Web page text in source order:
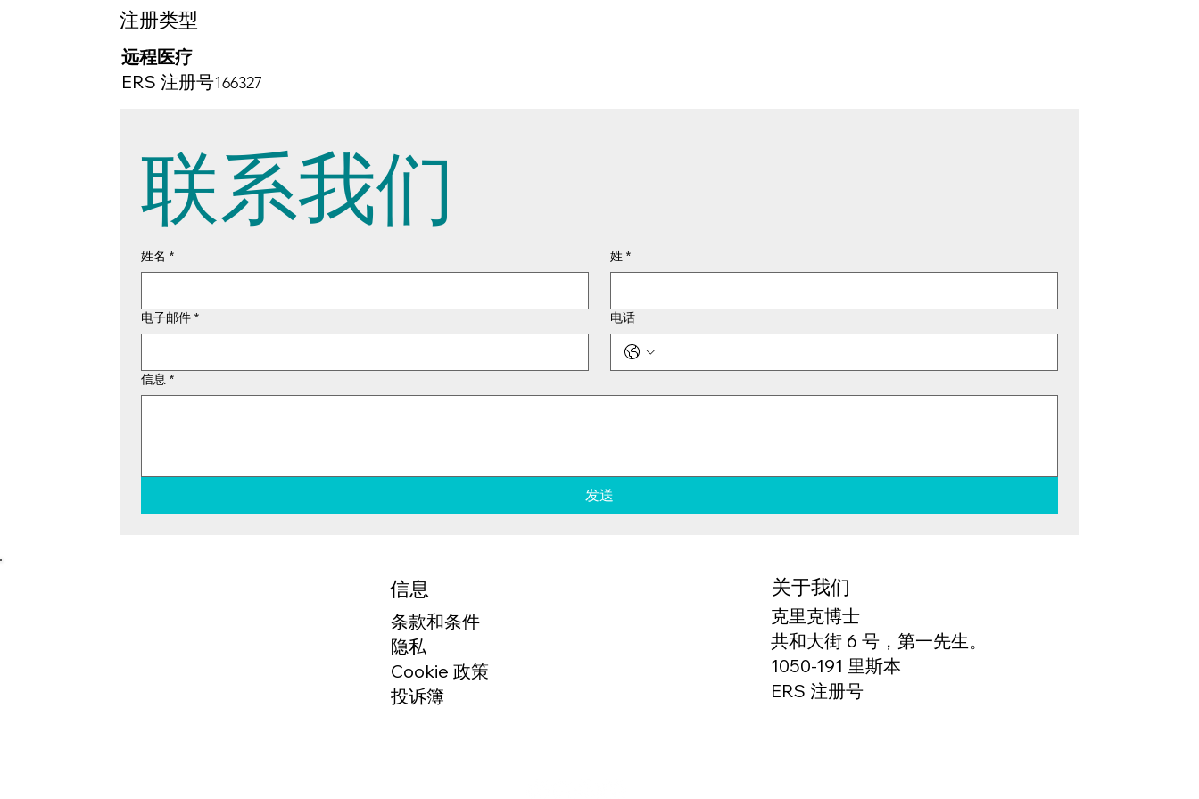
联系我们
姓名 * 姓 *
电子邮件 * 电话
信息 *
发送
注册类型
远程医疗
ERS 注册号166327
信息
条款和条件
隐私
Cookie 政策
投诉簿
关于我们
克里克博士
共和大街 6 号，第一先生。
1050-191 里斯本
ERS 注册号